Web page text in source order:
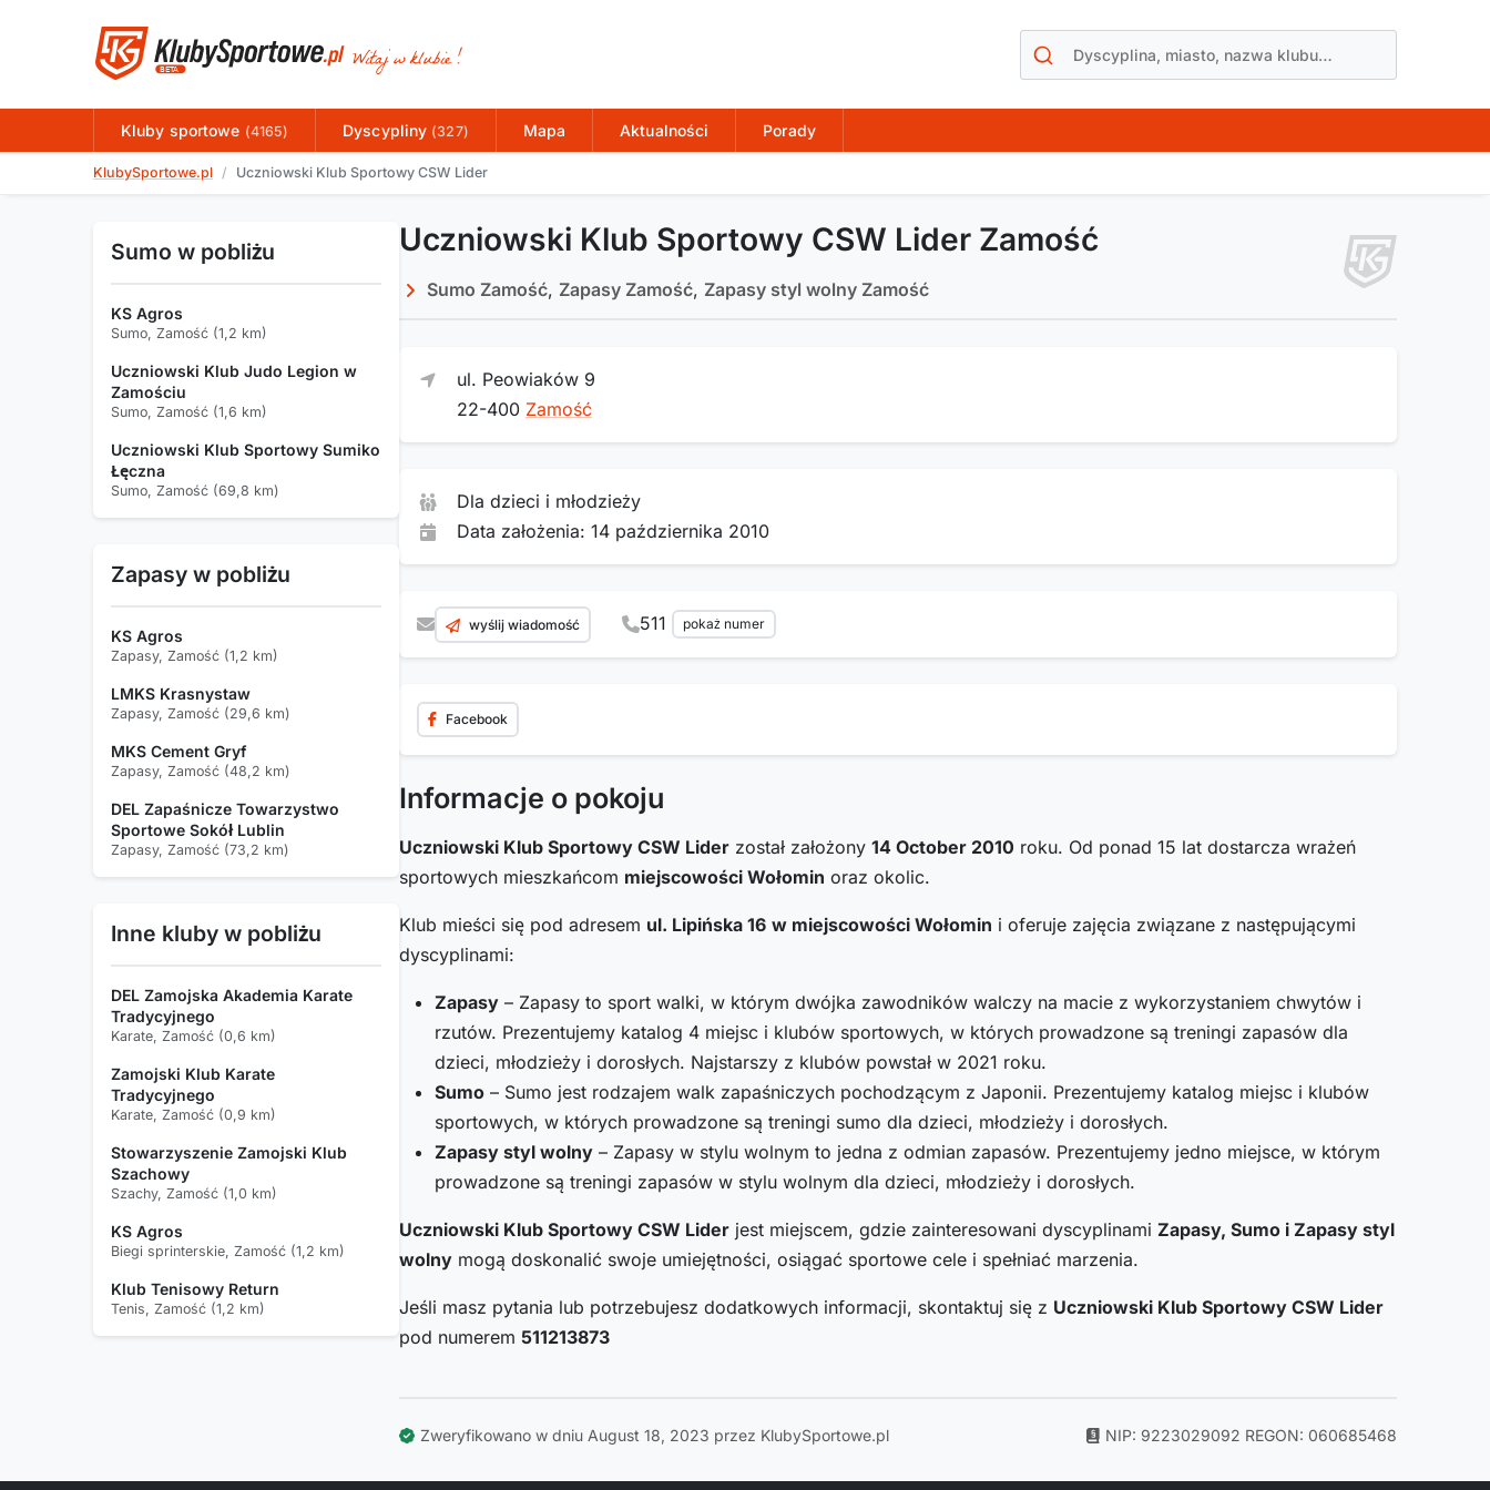
Kluby sportowe (4165) Dyscypliny (327) Mapa Aktualności Porady
KlubySportowe.pl Uczniowski Klub Sportowy CSW Lider
Uczniowski Klub Sportowy CSW Lider Zamość
Sumo Zamość, Zapasy Zamość, Zapasy styl wolny Zamość
ul. Peowiaków 9
22-400 Zamość
Dla dzieci i młodzieży
Data założenia: 14 października 2010
wyślij wiadomość 511 pokaż numer
Facebook
Informacje o pokoju
Uczniowski Klub Sportowy CSW Lider został założony 14 October 2010 roku. Od ponad 15 lat dostarcza wrażeń
sportowych mieszkańcom miejscowości Wołomin oraz okolic.
Klub mieści się pod adresem ul. Lipińska 16 w miejscowości Wołomin i oferuje zajęcia związane z następującymi
dyscyplinami:
Zapasy – Zapasy to sport walki, w którym dwójka zawodników walczy na macie z wykorzystaniem chwytów i
rzutów. Prezentujemy katalog 4 miejsc i klubów sportowych, w których prowadzone są treningi zapasów dla
dzieci, młodzieży i dorosłych. Najstarszy z klubów powstał w 2021 roku.
Sumo – Sumo jest rodzajem walk zapaśniczych pochodzącym z Japonii. Prezentujemy katalog miejsc i klubów
sportowych, w których prowadzone są treningi sumo dla dzieci, młodzieży i dorosłych.
Zapasy styl wolny – Zapasy w stylu wolnym to jedna z odmian zapasów. Prezentujemy jedno miejsce, w którym
prowadzone są treningi zapasów w stylu wolnym dla dzieci, młodzieży i dorosłych.
Uczniowski Klub Sportowy CSW Lider jest miejscem, gdzie zainteresowani dyscyplinami Zapasy, Sumo i Zapasy styl
wolny mogą doskonalić swoje umiejętności, osiągać sportowe cele i spełniać marzenia.
Jeśli masz pytania lub potrzebujesz dodatkowych informacji, skontaktuj się z Uczniowski Klub Sportowy CSW Lider
pod numerem 511213873
Zweryfikowano w dniu August 18, 2023 przez KlubySportowe.pl NIP: 9223029092 REGON: 060685468
Sumo w pobliżu
KS Agros
Sumo, Zamość (1,2 km)
Uczniowski Klub Judo Legion w
Zamościu
Sumo, Zamość (1,6 km)
Uczniowski Klub Sportowy Sumiko
Łęczna
Sumo, Zamość (69,8 km)
Zapasy w pobliżu
KS Agros
Zapasy, Zamość (1,2 km)
LMKS Krasnystaw
Zapasy, Zamość (29,6 km)
MKS Cement Gryf
Zapasy, Zamość (48,2 km)
DEL Zapaśnicze Towarzystwo
Sportowe Sokół Lublin
Zapasy, Zamość (73,2 km)
Inne kluby w pobliżu
DEL Zamojska Akademia Karate
Tradycyjnego
Karate, Zamość (0,6 km)
Zamojski Klub Karate
Tradycyjnego
Karate, Zamość (0,9 km)
Stowarzyszenie Zamojski Klub
Szachowy
Szachy, Zamość (1,0 km)
KS Agros
Biegi sprinterskie, Zamość (1,2 km)
Klub Tenisowy Return
Tenis, Zamość (1,2 km)